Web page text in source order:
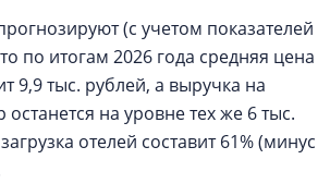
(с учетом показателей
по итогам 2026 года средняя цена
9,9 тыс. рублей, а выручка на
на уровне тех же 6 тыс.
отелей составит 61% (минус